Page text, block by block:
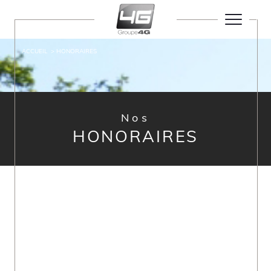
ACCUEIL HONORAIRES
Nos
HONORAIRES